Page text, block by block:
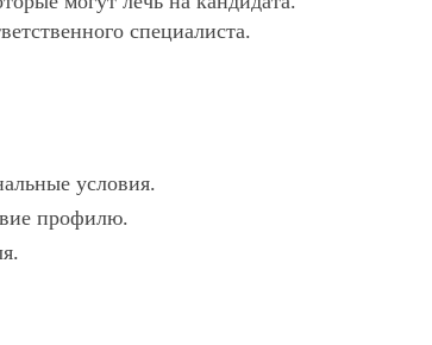
специалиста.
условия.
профилю.